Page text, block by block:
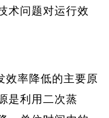
术问题对运行效
效率降低的主要原
是利用二次蒸